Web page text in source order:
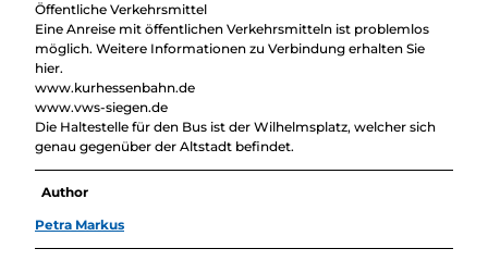
Öffentliche Verkehrsmittel
Eine Anreise mit öffentlichen Verkehrsmitteln ist problemlos
möglich. Weitere Informationen zu Verbindung erhalten Sie
hier.
www.kurhessenbahn.de
www.vws-siegen.de
Die Haltestelle für den Bus ist der Wilhelmsplatz, welcher sich
genau gegenüber der Altstadt befindet.
Author
Petra Markus